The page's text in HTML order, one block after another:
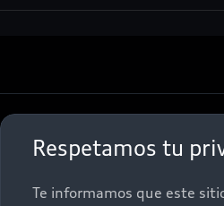
Respetamos tu
Te informamos que este
Sobre Nosotros